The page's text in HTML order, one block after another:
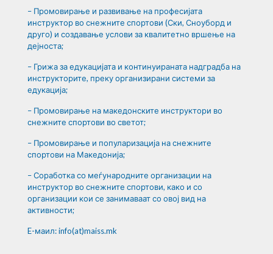
– Промовирање и развивање на професијата
инструктор во снежните спортови (Ски, Сноуборд и
друго) и создавање услови за квалитетно вршење на
дејноста;
– Грижа за едукацијата и континуираната надградба на
инструкторите, преку организирани системи за
едукација;
– Промовирање на македонските инструктори во
снежните спортови во светот;
– Промовирање и популаризација на снежните
спортови на Македонија;
– Соработка со меѓународните организации на
инструктор во снежните спортови, како и со
организации кои се занимаваат со овој вид на
активности;
E-маил: info(at)maiss.mk